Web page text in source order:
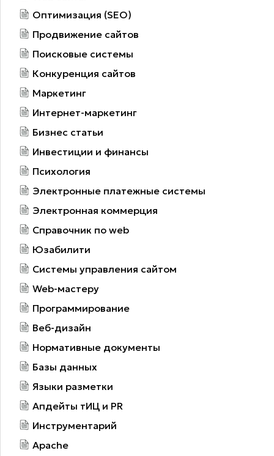
Оптимизация (SEO)
Продвижение сайтов
Поисковые системы
Конкуренция сайтов
Маркетинг
Интернет-маркетинг
Бизнес статьи
Инвестиции и финансы
Психология
Электронные платежные системы
Электронная коммерция
Справочник по web
Юзабилити
Системы управления сайтом
Web-мастеру
Программирование
Веб-дизайн
Нормативные документы
Базы данных
Языки разметки
Апдейты тИЦ и PR
Инструментарий
Apache